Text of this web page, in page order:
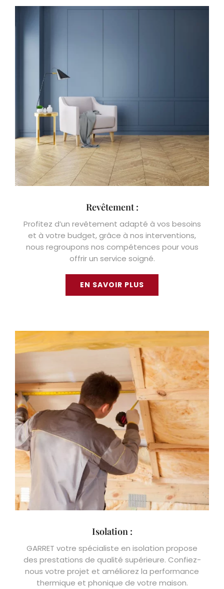
Revêtement :
Profitez d’un revêtement adapté à vos besoins
et à votre budget, grâce à nos interventions,
nous regroupons nos compétences pour vous
offrir un service soigné.
EN SAVOIR PLUS
Isolation :
GARRET votre spécialiste en isolation propose
des prestations de qualité supérieure. Confiez-
nous votre projet et améliorez la performance
thermique et phonique de votre maison.